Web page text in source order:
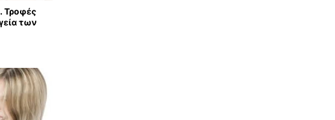
Τροφές
των